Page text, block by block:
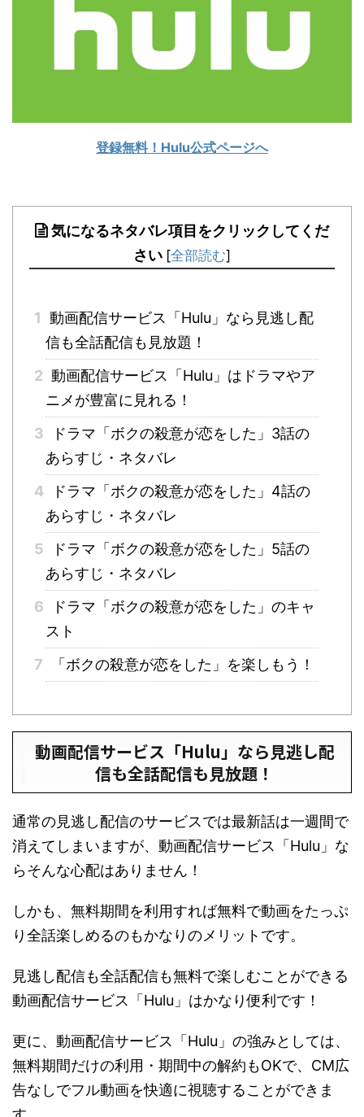
登録無料！Hulu公式ページへ
気になるネタバレ項目をクリックしてくだ
さい [全部読む]
1 動画配信サービス「Hulu」なら見逃し配
信も全話配信も見放題！
2 動画配信サービス「Hulu」はドラマやア
ニメが豊富に見れる！
3
ドラマ「ボクの殺意が恋をした」3話の
あらすじ・ネタバレ
4
ドラマ「ボクの殺意が恋をした」4話の
あらすじ・ネタバレ
5
ドラマ「ボクの殺意が恋をした」5話の
あらすじ・ネタバレ
6
ドラマ「ボクの殺意が恋をした」のキャ
スト
7
「ボクの殺意が恋をした」を楽しもう！
動画配信サービス「Hulu」なら見逃し配
信も全話配信も見放題！
通常の見逃し配信のサービスでは最新話は一週間で
消えてしまいますが、動画配信サービス「Hulu」な
らそんな心配はありません！
しかも、無料期間を利用すれば無料で動画をたっぷ
り全話楽しめるのもかなりのメリットです。
見逃し配信も全話配信も無料で楽しむことができる
動画配信サービス「Hulu」はかなり便利です！
更に、動画配信サービス「Hulu」の強みとしては、
無料期間だけの利用・期間中の解約もOKで、CM広
告なしでフル動画を快適に視聴することができま